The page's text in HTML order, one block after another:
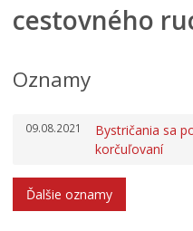
Odbor rozvojových
Odbor kultúry, športu a
Odbor architekta
Oznamy
cestovného
Oznamy
09.08.2021
Bystričania sa
korčuľovaní
Ďalšie oznamy